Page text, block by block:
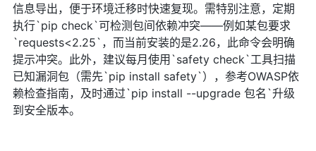
信息导出，便于环境迁移时快速复现。需特别注意，定期
执行`pip check`可检测包间依赖冲突——例如某包要求
`requests<2.25`，而当前安装的是2.26，此命令会明确
提示冲突。此外，建议每月使用`safety check`工具扫描
已知漏洞包（需先`pip install safety`），参考OWASP依
赖检查指南，及时通过`pip install --upgrade 包名`升级
到安全版本。